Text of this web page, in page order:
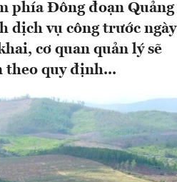
phía Đông đoạn Quảng
dịch vụ công trước ngày
cơ quan quản lý sẽ
theo quy định...